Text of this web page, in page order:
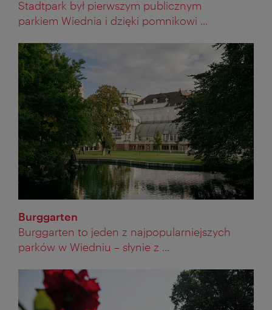
Stadtpark był pierwszym publicznym
parkiem Wiednia i dzięki pomnikowi ...
Burggarten
Burggarten to jeden z najpopularniejszych
parków w Wiedniu – słynie z ...